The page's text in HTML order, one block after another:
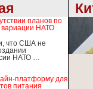
планов по
вариации НАТО
что США не
НАТО …
платформу для
питания